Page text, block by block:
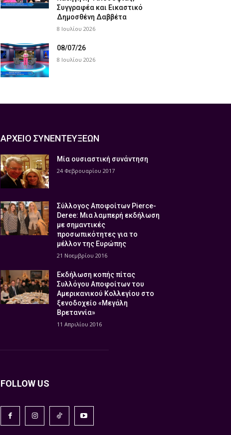
Συγγραφέα και Εικαστικό
Δημοσθένη Δαββέτα
8 Ιουλίου 2026
08/07/26
8 Ιουλίου 2026
ΑΡΧΕΙΟ ΣΥΝΕΝΤΕΥΞΕΩΝ
Μία ουσιαστική συνάντηση
24 Φεβρουαρίου 2017
Σύλλογος Αποφοίτων Pierce-
Deree: Μια λαμπερή εκδήλωση
με σημαντικές
προσωπικότητες για το
μέλλον της Ευρώπης
21 Νοεμβρίου 2016
Εκδήλωση κοπής πίτας
Συλλόγου Αποφοίτων του
Αμερικανικού Κολλεγίου στο
ξενοδοχείο «Μεγάλη
Βρεταννία»
11 Απριλίου 2016
FOLLOW US